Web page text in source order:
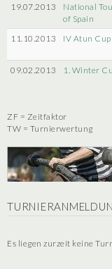
19.07.2013
National
of Spain
11.10.2013
IV Atun Cup
09.02.2013
1. Winter
ZF = Zeitfaktor
TW = Turnierwertung
Es liegen zurzeit keine